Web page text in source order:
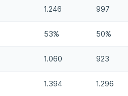
1.246 997
53% 50%
1.060 923
1.394 1.296